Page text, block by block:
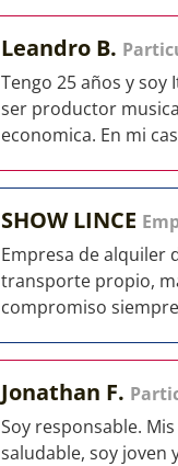
Leandro B.
Tengo 25 años y
ser productor
economica. En mi
SHOW LINCE
Empresa de alquiler
transporte propio,
compromiso
Jonathan F.
Soy responsable.
saludable, soy joven